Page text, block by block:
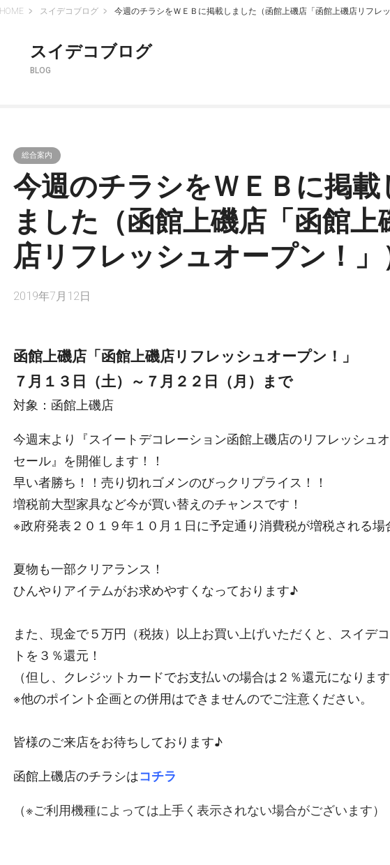
HOME スイデコブログ 今週のチラシをＷＥＢに掲載しました（函館上磯店「函館上磯店リフレッ
スイデコブログ
BLOG
総合案内
今週のチラシをＷＥＢに掲載
ました（函館上磯店「函館上
店リフレッシュオープン！」
2019年7月12日
函館上磯店「函館上磯店リフレッシュオープン！」
７月１３日（土）～７月２２日（月）まで
対象：函館上磯店
今週末より『スイートデコレーション函館上磯店のリフレッシュ
セール』を開催します！！
早い者勝ち！！売り切れゴメンのびっクリプライス！！
増税前大型家具など今が買い替えのチャンスです！
※政府発表２０１９年１０月１日に予定通り消費税が増税される場
夏物も一部クリアランス！
ひんやりアイテムがお求めやすくなっております♪
また、現金で５万円（税抜）以上お買い上げいただくと、スイデ
トを３％還元！
（但し、クレジットカードでお支払いの場合は２％還元になります
※他のポイント企画との併用はできませんのでご注意ください。
皆様のご来店をお待ちしております♪
函館上磯店のチラシはコチラ
（※ご利用機種によっては上手く表示されない場合がございます）